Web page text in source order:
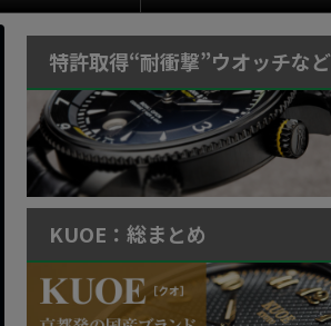
特許取得“耐衝撃”ウオッチなど
KUOE：総まとめ